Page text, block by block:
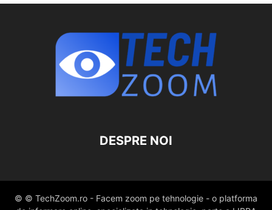
DESPRE NOI
© © TechZoom.ro - Facem zoom pe tehnologie - o platforma